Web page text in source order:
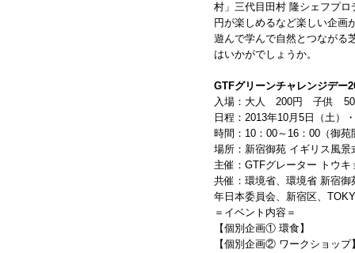
村」三代目田村 隆シェフプ
円が楽しめるなど楽しい企画
遊んで学んで自然とつながる
はいかがでしょうか。
GTFグリーンチャレンジデー
入場：大人 200円 子供
日程：2013年10月5日（土）
時間：10：00～16：00（御
場所：新宿御苑 イギリス風
主催：GTFグレーター トウ
共催：環境省、環境省 新宿
年日本委員会、新宿区、
＝イベント内容＝
【個別企画① 環食】
【個別企画② ワークショップ